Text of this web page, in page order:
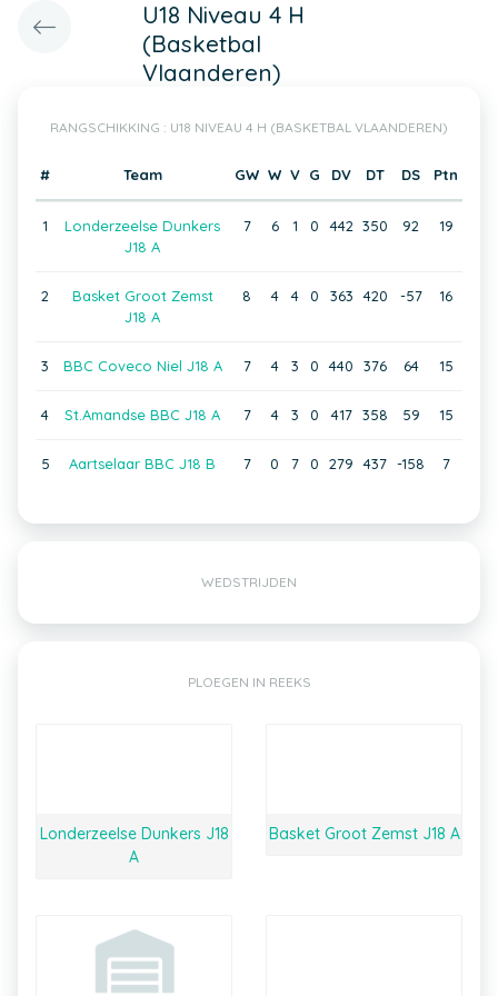
U18 Niveau 4 H
(Basketbal
Vlaanderen)
RANGSCHIKKING : U18 NIVEAU 4 H (BASKETBAL VLAANDEREN)
# Team GW W V G DV DT DS Ptn
1
Londerzeelse Dunkers
J18 A
7 6 1 0 442 350 92 19
2
Basket Groot Zemst
J18 A
8 4 4 0 363 420 -57 16
3 BBC Coveco Niel J18 A 7 4 3 0 440 376 64 15
4 St.Amandse BBC J18 A 7 4 3 0 417 358 59 15
5 Aartselaar BBC J18 B 7 0 7 0 279 437 -158 7
WEDSTRIJDEN
PLOEGEN IN REEKS
Londerzeelse Dunkers J18
A
Basket Groot Zemst J18 A